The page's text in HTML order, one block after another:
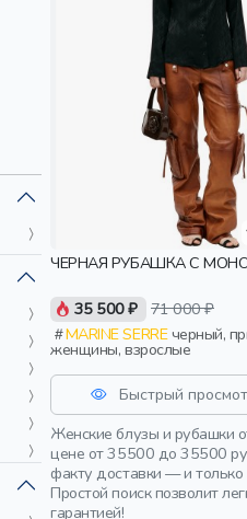
ЧЕРНАЯ РУБАШКА С
35 500 ₽ 71 000 ₽
MARINE SERREчерный, принт,
женщины, взрослые
Быстрый
Женские блузы и рубашки
цене от 35500 до 35500
факту доставки — и
Простой поиск позволит
гарантией!